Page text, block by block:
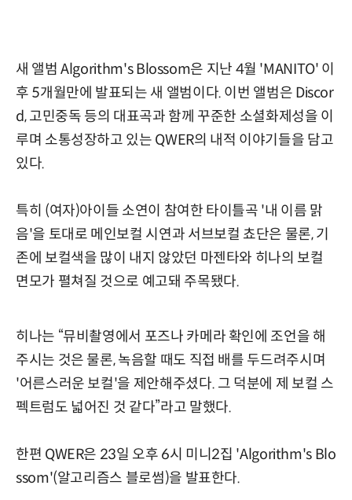
새 앨범 Algorithm's Blossom은 지난 4월 'MANITO' 이
후 5개월만에 발표되는 새 앨범이다. 이번 앨범은 Discor
d, 고민중독 등의 대표곡과 함께 꾸준한 소셜화제성을 이
루며 소통성장하고 있는 QWER의 내적 이야기들을 담고
있다.
특히 (여자)아이들 소연이 참여한 타이틀곡 '내 이름 맑
음'을 토대로 메인보컬 시연과 서브보컬 쵸단은 물론, 기
존에 보컬색을 많이 내지 않았던 마젠타와 히나의 보컬
면모가 펼쳐질 것으로 예고돼 주목됐다.
히나는 “뮤비촬영에서 포즈나 카메라 확인에 조언을 해
주시는 것은 물론, 녹음할 때도 직접 배를 두드려주시며
'어른스러운 보컬'을 제안해주셨다. 그 덕분에 제 보컬 스
펙트럼도 넓어진 것 같다”라고 말했다.
한편 QWER은 23일 오후 6시 미니2집 'Algorithm's Blo
ssom'(알고리즘스 블로썸)을 발표한다.